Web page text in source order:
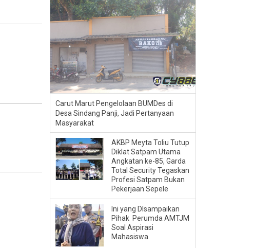
Carut Marut Pengelolaan BUMDes di
Desa Sindang Panji, Jadi Pertanyaan
Masyarakat
AKBP Meyta Toliu Tutup
Diklat Satpam Utama
Angkatan ke-85, Garda
Total Security Tegaskan
Profesi Satpam Bukan
Pekerjaan Sepele
Ini yang DIsampaikan
Pihak Perumda AMTJM
Soal Aspirasi
Mahasiswa